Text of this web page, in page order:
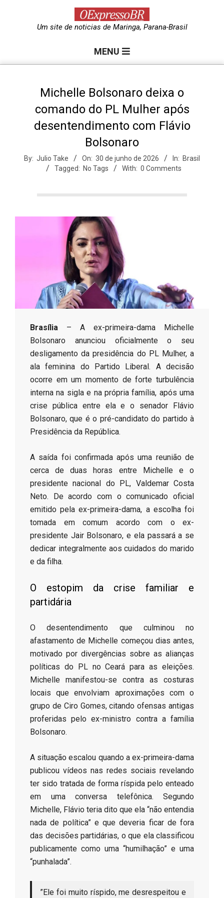
e
s
B
Um site de noticias de Maringa, Parana-Brasil
MENU
Michelle Bolsonaro deixa o
comando do PL Mulher após
desentendimento com Flávio
Bolsonaro
By: Julio Take On: 30 de junho de 2026 In: Brasil
Tagged: No Tags With: 0 Comments
Brasília – A ex-primeira-dama Michelle
Bolsonaro anunciou oficialmente o seu
desligamento da presidência do PL Mulher, a
ala feminina do Partido Liberal. A decisão
ocorre em um momento de forte turbulência
interna na sigla e na própria família, após uma
crise pública entre ela e o senador Flávio
Bolsonaro, que é o pré-candidato do partido à
Presidência da República.
​A saída foi confirmada após uma reunião de
cerca de duas horas entre Michelle e o
presidente nacional do PL, Valdemar Costa
Neto. De acordo com o comunicado oficial
emitido pela ex-primeira-dama, a escolha foi
tomada em comum acordo com o ex-
presidente Jair Bolsonaro, e ela passará a se
dedicar integralmente aos cuidados do marido
e da filha.
​O estopim da crise familiar e
partidária
​O desentendimento que culminou no
afastamento de Michelle começou dias antes,
motivado por divergências sobre as alianças
políticas do PL no Ceará para as eleições.
Michelle manifestou-se contra as costuras
locais que envolviam aproximações com o
grupo de Ciro Gomes, citando ofensas antigas
proferidas pelo ex-ministro contra a família
Bolsonaro.
​A situação escalou quando a ex-primeira-dama
publicou vídeos nas redes sociais revelando
ter sido tratada de forma ríspida pelo enteado
em uma conversa telefônica. Segundo
Michelle, Flávio teria dito que ela “não entendia
nada de política” e que deveria ficar de fora
das decisões partidárias, o que ela classificou
publicamente como uma “humilhação” e uma
“punhalada”.
​”Ele foi muito ríspido, me desrespeitou e